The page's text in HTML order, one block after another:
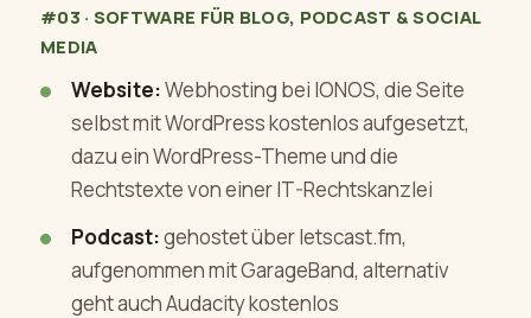
#03 · SOFTWARE FÜR BLOG, PODCAST & SOCIAL
MEDIA
Website:Webhosting bei IONOS, die Seite
selbst mit WordPress kostenlos aufgesetzt,
dazu ein WordPress-Theme und die
Rechtstexte von einer IT-Rechtskanzlei
Podcast:gehostet über letscast.fm,
aufgenommen mit GarageBand, alternativ
geht auch Audacity kostenlos